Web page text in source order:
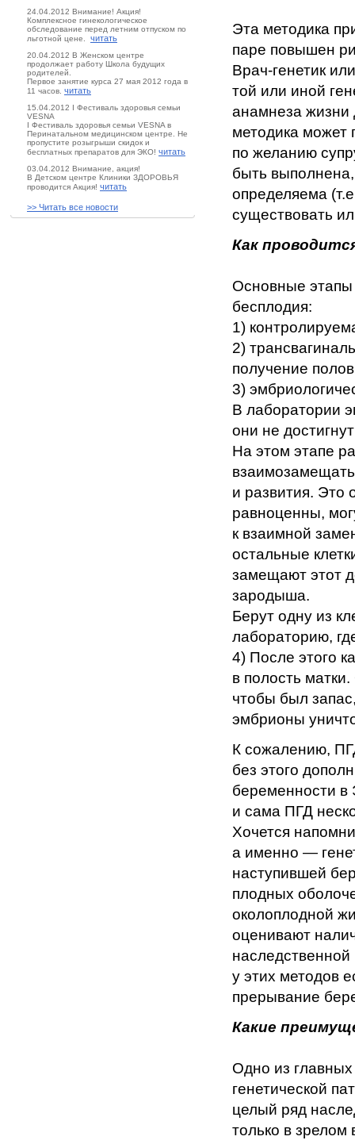
24.04.2012 Внимание! Акция!
Комплексное гинекологическое
обследование перед летним отпуском по
льготной цене. читать
20.04.2012 В Женском центре
продолжает работу Школа будущих
родителей.
Первое занятие курса 27 мая 2012 года в
11 часов. читать
15.04.2012 I Фестиваль здоровья семьи
VESNA
I Фестиваль здоровья семьи VESNA в
Перинатальном медицинском центре. Не
пропустите розыгрыши скидок и
бесплатных препаратов для ЭКО! читать
03.04.2012 Внимание, акция!
В Детском центре Клиники ЗДОРОВЬЯ
проводится Акция! читать
>> Читать все новости
Эта методика
паре повышен
Врач-генетик
той или иной
анамнеза жизни
методика
по желанию
быть
определяема
существовать
Как
Основные
бесплодия:
1)
2)
получение
3)
В лаборатории
они не
На этом этапе
и развития. Это
равноценны,
к взаимной
остальные
замещают этот
зародыша.
Берут одну из
лабораторию,
4) После этого
в полость
чтобы был
эмбрионы
К сожалению,
без этого
беременности
и сама ПГД
Хочется
а именно —
наступившей
плодных
околоплодной
оценивают
у этих методов
прерывание
Какие
Одно из
генетической
целый ряд
только в зрелом